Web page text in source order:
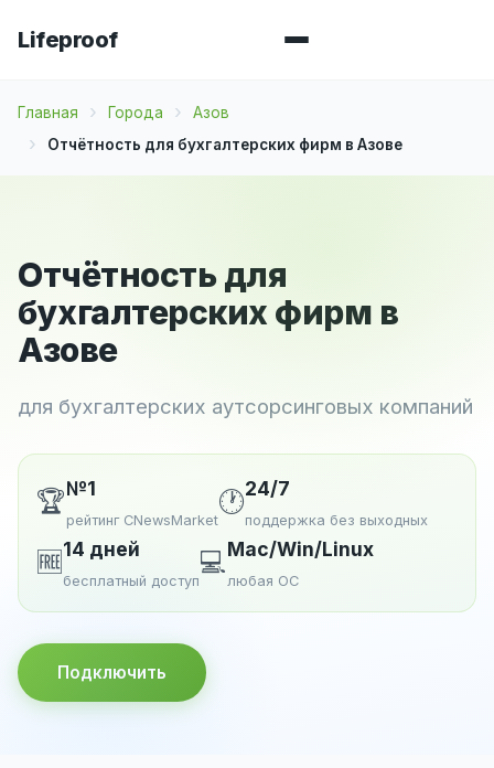
Lifeproof
Главная Города
Азов
Отчётность для бухгалтерских фирм в Азове
Отчётность для
бухгалтерских фирм в
Азове
для бухгалтерских аутсорсинговых компаний
🏆№1
рейтинг CNewsMarket
🕐24/7
поддержка без выходных
🆓14 дней
бесплатный доступ
💻Mac/Win/Linux
любая ОС
Подключить